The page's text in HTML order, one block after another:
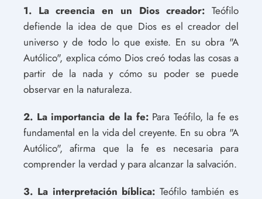
1. La creencia en un Dios creador: Teófilo
defiende la idea de que Dios es el creador del
universo y de todo lo que existe. En su obra "A
Autólico", explica cómo Dios creó todas las cosas a
partir de la nada y cómo su poder se puede
observar en la naturaleza.
2. La importancia de la fe:Para Teófilo, la fe es
fundamental en la vida del creyente. En su obra "A
Autólico", afirma que la fe es necesaria para
comprender la verdad y para alcanzar la salvación.
3. La interpretación bíblica: Teófilo también es